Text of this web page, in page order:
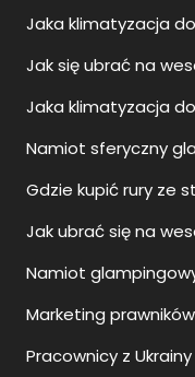
Jaka klimatyzacja
Jak się ubrać na
Jaka klimatyzacja
Namiot sferyczny
Gdzie kupić rury ze
Jak ubrać się na
Namiot
Marketing prawników
Pracownicy z Ukrainy